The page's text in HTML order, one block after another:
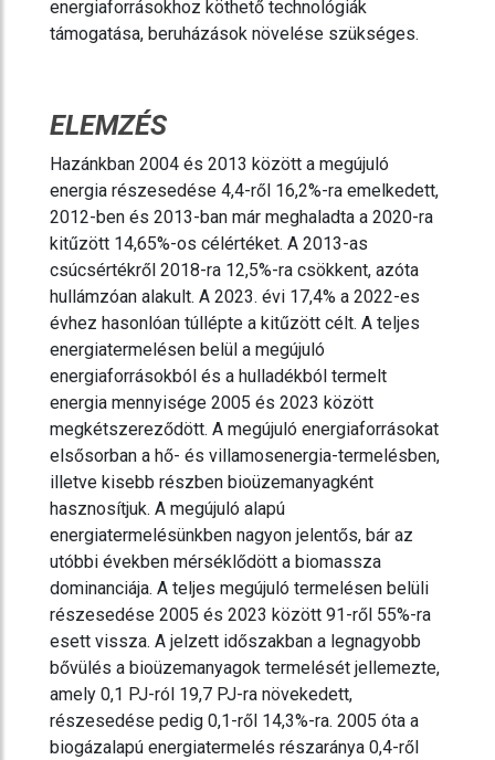
energiaforrásokhoz köthető technológiák
támogatása, beruházások növelése szükséges.
ELEMZÉS
Hazánkban 2004 és 2013 között a megújuló
energia részesedése 4,4-ről 16,2%-ra emelkedett,
2012-ben és 2013-ban már meghaladta a 2020-ra
kitűzött 14,65%-os célértéket. A 2013-as
csúcsértékről 2018-ra 12,5%-ra csökkent, azóta
hullámzóan alakult. A 2023. évi 17,4% a 2022-es
évhez hasonlóan túllépte a kitűzött célt. A teljes
energiatermelésen belül a megújuló
energiaforrásokból és a hulladékból termelt
energia mennyisége 2005 és 2023 között
megkétszereződött. A megújuló energiaforrásokat
elsősorban a hő- és villamosenergia-termelésben,
illetve kisebb részben bioüzemanyagként
hasznosítjuk. A megújuló alapú
energiatermelésünkben nagyon jelentős, bár az
utóbbi években mérséklődött a biomassza
dominanciája. A teljes megújuló termelésen belüli
részesedése 2005 és 2023 között 91-ről 55%-ra
esett vissza. A jelzett időszakban a legnagyobb
bővülés a bioüzemanyagok termelését jellemezte,
amely 0,1 PJ-ról 19,7 PJ-ra növekedett,
részesedése pedig 0,1-ről 14,3%-ra. 2005 óta a
biogázalapú energiatermelés részaránya 0,4-ről